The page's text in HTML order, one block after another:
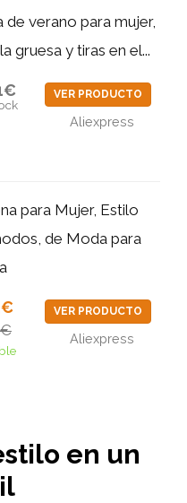
de verano para mujer,
gruesa y tiras en el...
VER PRODUCTO
Aliexpress
para Mujer, Estilo
de Moda para
VER PRODUCTO
Aliexpress
en un